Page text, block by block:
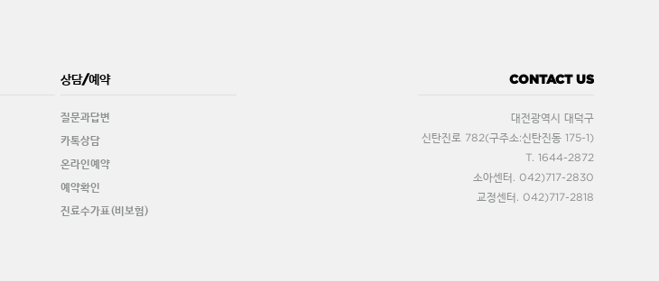
상담/예약
질문과답변
카톡상담
온라인예약
예약확인
진료수가표(비보험)
CONTACT US
대전광역시 대덕구
신탄진로 782(구주소:신탄진동 175-1)
T. 1644-2872
소아센터. 042)717-2830
교정센터. 042)717-2818